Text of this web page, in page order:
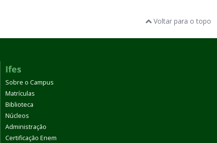
Voltar para o topo
Ifes
Sobre o Campus
Matrículas
Biblioteca
Núcleos
Administração
Certificação Enem